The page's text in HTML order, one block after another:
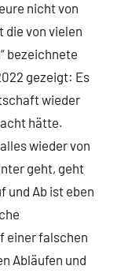
nicht von
die von vielen
bezeichnete
gezeigt: Es
wieder
hätte.
wieder von
geht, geht
und Ab ist eben
einer falschen
Abläufen und